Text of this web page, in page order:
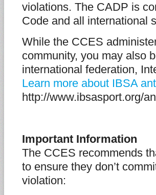
violations. The CADP is
Code and all international
While the CCES
community, you may also
international federation,
Learn more about IBSA
http://www.ibsasport.org/
Important Information
The CCES recommends
to ensure they don’t
violation: